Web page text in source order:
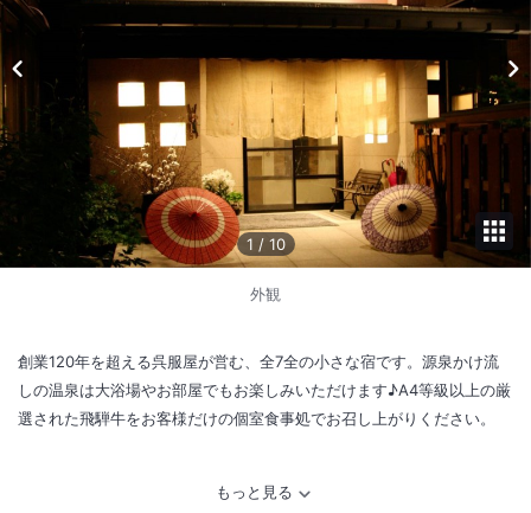
1 / 10
外観
創業120年を超える呉服屋が営む、全7全の小さな宿です。源泉かけ流
しの温泉は大浴場やお部屋でもお楽しみいただけます♪A4等級以上の厳
選された飛騨牛をお客様だけの個室食事処でお召し上がりください。